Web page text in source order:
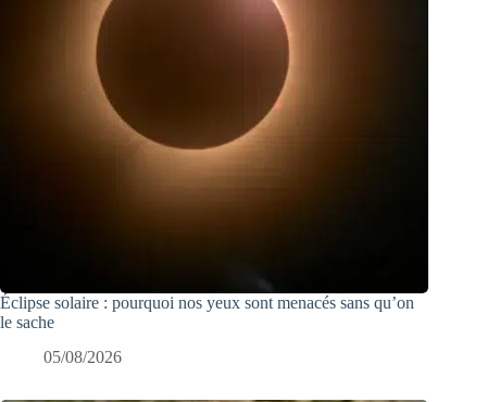
Éclipse solaire : pourquoi nos yeux sont menacés sans qu’on
le sache
05/08/2026